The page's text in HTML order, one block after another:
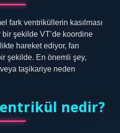
fark ventriküllerin kasılması
şekilde VT’de koordine
hareket ediyor, fan
şekilde. En önemli şey,
veya taşikariye neden
nedir?